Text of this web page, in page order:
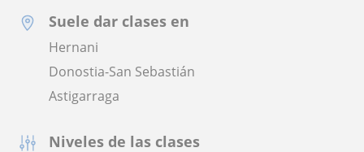
Suele dar clases en
Hernani
Donostia-San Sebastián
Astigarraga
Niveles de las clases